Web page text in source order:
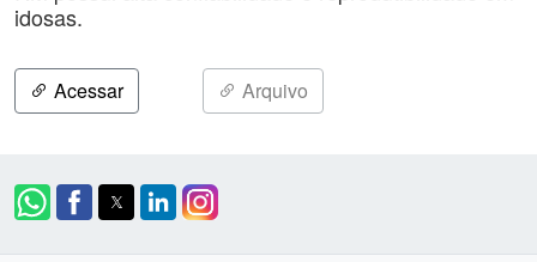
idosas.
Acessar Arquivo